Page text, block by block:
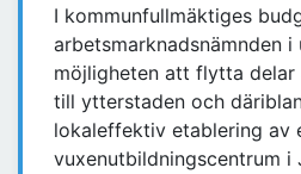
I kommunfullmäktiges
arbetsmarknadsnämnden
möjligheten att flytta delar
till ytterstaden och
lokaleffektiv etablering av
vuxenutbildningscentrum i